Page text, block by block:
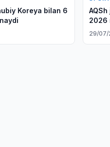
Koreya bilan 6
2026
29/07/